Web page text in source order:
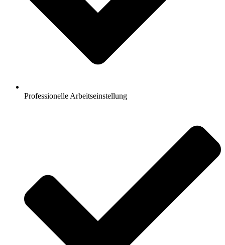
Professionelle Arbeitseinstellung